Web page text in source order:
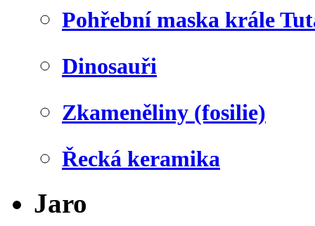
Pohřební maska krále
Dinosauři
Zkameněliny (fosilie)
Řecká keramika
Jaro